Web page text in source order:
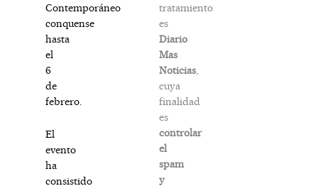
Contemporáneo
conquense
hasta
el
6
de
febrero.
El
evento
ha
consistido
tratamiento
es
Diario
Mas
Noticias,
cuya
finalidad
es
controlar
el
spam
y